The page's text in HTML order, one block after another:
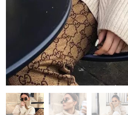
ACCESORIOS
VENTA